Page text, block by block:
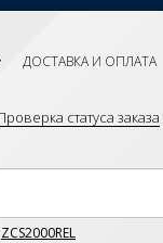
ДОСТАВКА И ОПЛАТА
статуса заказа
ZCS2000REL